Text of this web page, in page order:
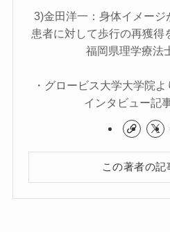
3)金田洋一：身体イメー
患者に対して歩行の再獲得
福岡県理学療法
・グロービス大学大学院
インタビュー記
この著者の記